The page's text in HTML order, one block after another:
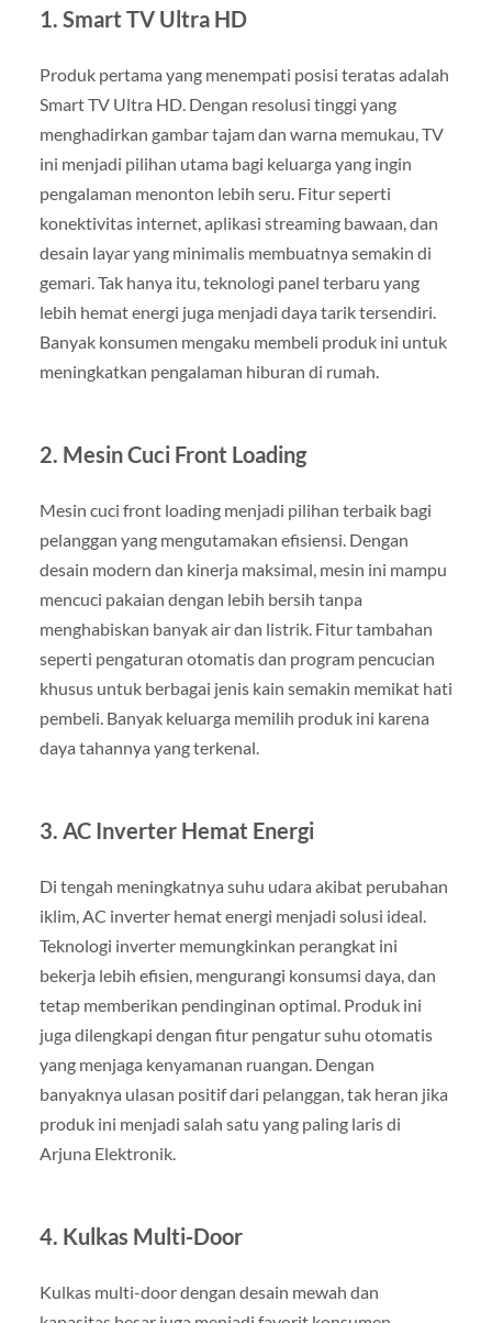
1. Smart TV Ultra HD
Produk pertama yang menempati posisi teratas adalah
Smart TV Ultra HD. Dengan resolusi tinggi yang
menghadirkan gambar tajam dan warna memukau, TV
ini menjadi pilihan utama bagi keluarga yang ingin
pengalaman menonton lebih seru. Fitur seperti
konektivitas internet, aplikasi streaming bawaan, dan
desain layar yang minimalis membuatnya semakin di
gemari. Tak hanya itu, teknologi panel terbaru yang
lebih hemat energi juga menjadi daya tarik tersendiri.
Banyak konsumen mengaku membeli produk ini untuk
meningkatkan pengalaman hiburan di rumah.
2. Mesin Cuci Front Loading
Mesin cuci front loading menjadi pilihan terbaik bagi
pelanggan yang mengutamakan efisiensi. Dengan
desain modern dan kinerja maksimal, mesin ini mampu
mencuci pakaian dengan lebih bersih tanpa
menghabiskan banyak air dan listrik. Fitur tambahan
seperti pengaturan otomatis dan program pencucian
khusus untuk berbagai jenis kain semakin memikat hati
pembeli. Banyak keluarga memilih produk ini karena
daya tahannya yang terkenal.
3. AC Inverter Hemat Energi
Di tengah meningkatnya suhu udara akibat perubahan
iklim, AC inverter hemat energi menjadi solusi ideal.
Teknologi inverter memungkinkan perangkat ini
bekerja lebih efisien, mengurangi konsumsi daya, dan
tetap memberikan pendinginan optimal. Produk ini
juga dilengkapi dengan fitur pengatur suhu otomatis
yang menjaga kenyamanan ruangan. Dengan
banyaknya ulasan positif dari pelanggan, tak heran jika
produk ini menjadi salah satu yang paling laris di
Arjuna Elektronik.
4. Kulkas Multi-Door
Kulkas multi-door dengan desain mewah dan